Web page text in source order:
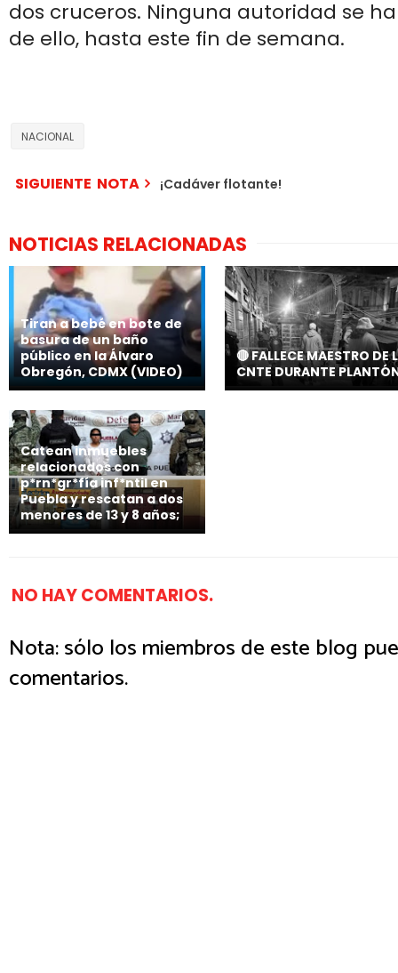
dos cruceros. Ninguna autoridad se
de ello, hasta este fin de semana.
NACIONAL
SIGUIENTE NOTA ¡Cadáver flotante!
NOTICIAS RELACIONADAS
Tiran a bebé en bote de
basura de un baño
público en la Álvaro
Obregón, CDMX (VIDEO)
🔴 FALLECE MAESTRO DE
CNTE DURANTE
Catean inmuebles
relacionados con
p*rn*gr*fía inf*ntil en
Puebla y rescatan a dos
menores de 13 y 8 años;
NO HAY COMENTARIOS.
Nota: sólo los miembros de este blog
comentarios.